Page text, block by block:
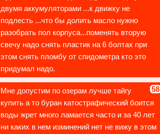
двумя аккумуляторами ...к движку не
подлесть ...что бы долить масло нужно
разобрать пол корпуса...поменять вторую
свечу надо снять пластик на 6 болтах при
этом снять пломбу от спидометра кто это
придумал надо.
58
Мне допустим по озерам лучше тайгу
купить а то буран катострафический боится
воды жрет много ламается часто и за 40 лет
ни каких в нем изминений нет не вижу в этом